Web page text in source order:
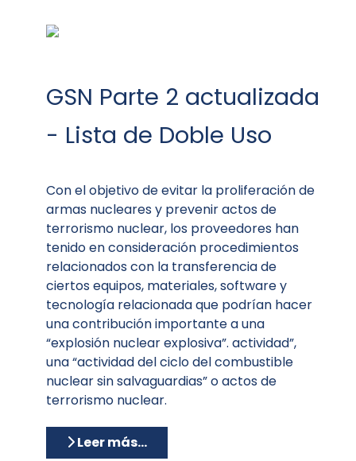
GSN Parte 2 actualizada
- Lista de Doble Uso
Con el objetivo de evitar la proliferación de
armas nucleares y prevenir actos de
terrorismo nuclear, los proveedores han
tenido en consideración procedimientos
relacionados con la transferencia de
ciertos equipos, materiales, software y
tecnología relacionada que podrían hacer
una contribución importante a una
“explosión nuclear explosiva”. actividad”,
una “actividad del ciclo del combustible
nuclear sin salvaguardias” o actos de
terrorismo nuclear.
Leer más…